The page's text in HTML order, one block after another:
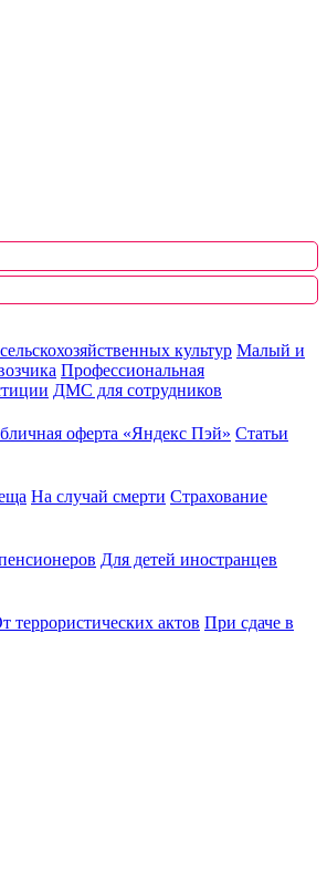
культур Малый и
Профессиональная
ДМС для сотрудников
оферта «Яндекс Пэй» Статьи
На случай смерти Страхование
Для детей иностранцев
террористических актов При сдаче в